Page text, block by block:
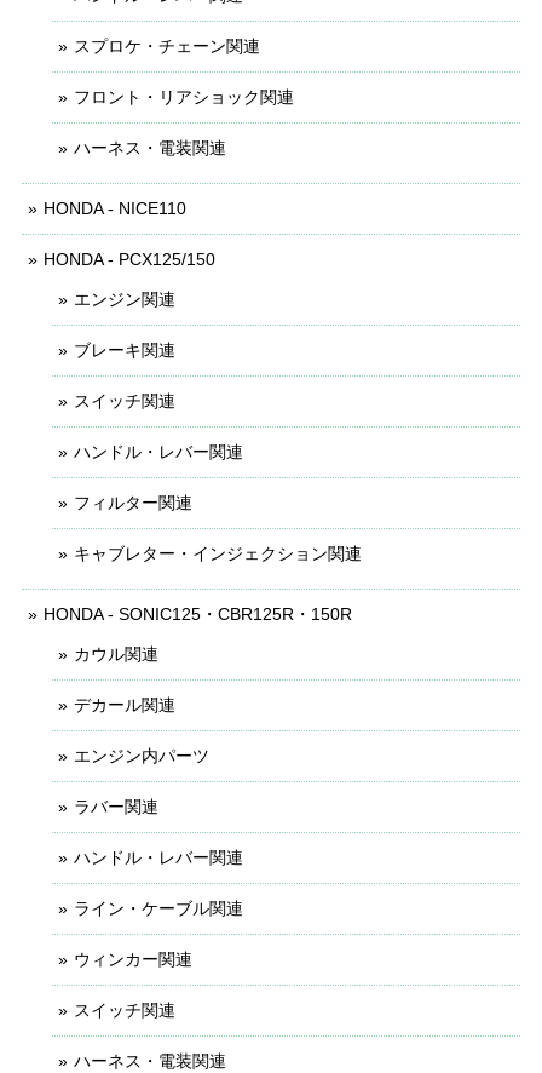
スプロケ・チェーン関連
フロント・リアショック関連
ハーネス・電装関連
HONDA - NICE110
HONDA - PCX125/150
エンジン関連
ブレーキ関連
スイッチ関連
ハンドル・レバー関連
フィルター関連
キャブレター・インジェクション関連
HONDA - SONIC125・CBR125R・150R
カウル関連
デカール関連
エンジン内パーツ
ラバー関連
ハンドル・レバー関連
ライン・ケーブル関連
ウィンカー関連
スイッチ関連
ハーネス・電装関連